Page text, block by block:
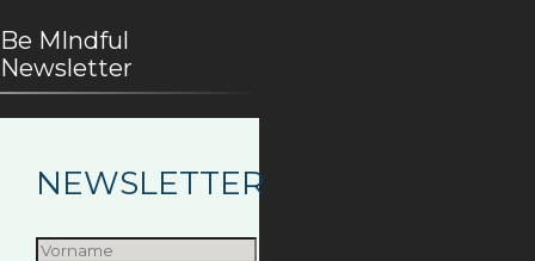
Be MIndful
Newsletter
NEWSLETTER